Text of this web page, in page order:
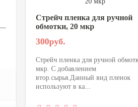
Стрейч пленка для ручной
обмотки, 20 мкр
300руб.
Стрейч пленка для ручной
мкр. С добавлением
втор.сырья.Данный вид пленок
используют в ка...